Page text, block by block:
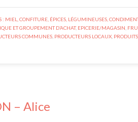
: MIEL, CONFITURE, ÉPICES, LÉGUMINEUSES,
ET GROUPEMENT D’ACHAT, EPICERIE/MAGASIN
COMMUNES PRODUCTEURS LOCAUX
– Alice